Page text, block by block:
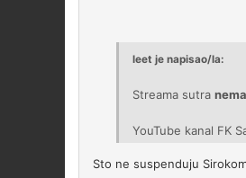
leet je napisao/la:
Streama sutra
YouTube kanal FK
Sto ne suspenduju